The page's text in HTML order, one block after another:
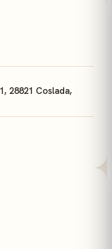
28821 Coslada,